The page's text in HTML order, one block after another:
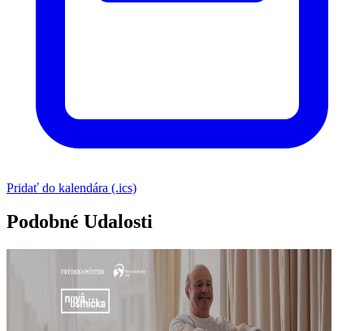
Pridať do kalendára (.ics)
Podobné Udalosti